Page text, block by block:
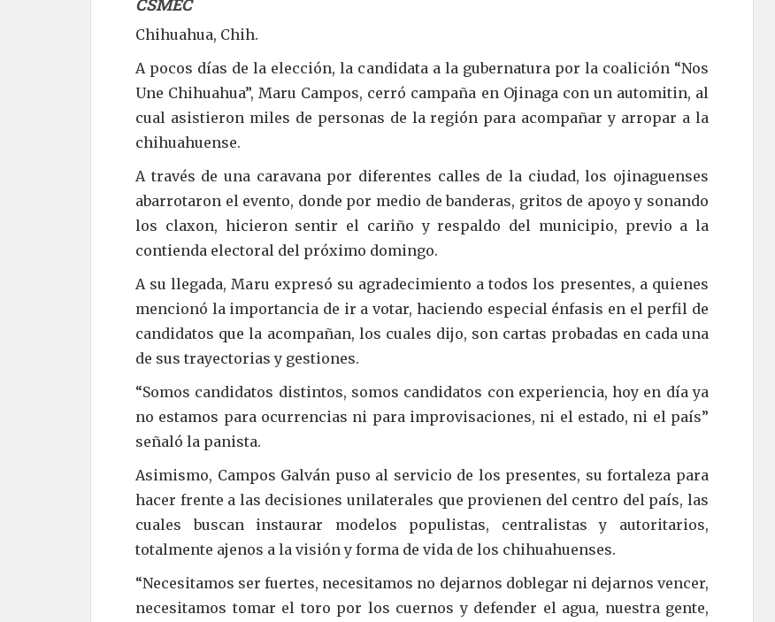
CSMEC
Chihuahua, Chih.
A pocos días de la elección, la candidata a la gubernatura por la coalición “Nos
Une Chihuahua”, Maru Campos, cerró campaña en Ojinaga con un automitin, al
cual asistieron miles de personas de la región para acompañar y arropar a la
chihuahuense.
A través de una caravana por diferentes calles de la ciudad, los ojinaguenses
abarrotaron el evento, donde por medio de banderas, gritos de apoyo y sonando
los claxon, hicieron sentir el cariño y respaldo del municipio, previo a la
contienda electoral del próximo domingo.
A su llegada, Maru expresó su agradecimiento a todos los presentes, a quienes
mencionó la importancia de ir a votar, haciendo especial énfasis en el perfil de
candidatos que la acompañan, los cuales dijo, son cartas probadas en cada una
de sus trayectorias y gestiones.
“Somos candidatos distintos, somos candidatos con experiencia, hoy en día ya
no estamos para ocurrencias ni para improvisaciones, ni el estado, ni el país”
señaló la panista.
Asimismo, Campos Galván puso al servicio de los presentes, su fortaleza para
hacer frente a las decisiones unilaterales que provienen del centro del país, las
cuales buscan instaurar modelos populistas, centralistas y autoritarios,
totalmente ajenos a la visión y forma de vida de los chihuahuenses.
“Necesitamos ser fuertes, necesitamos no dejarnos doblegar ni dejarnos vencer,
necesitamos tomar el toro por los cuernos y defender el agua, nuestra gente,